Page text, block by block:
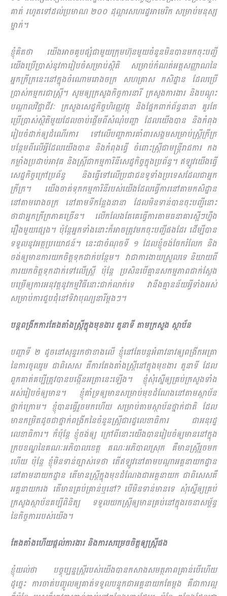
គាត់ រហូតទៅដល់ប្រមាណ ២០០ ដុល្លារសហរដ្ឋអាមេរិក សម្រាប់មនុស្ស
ម្នាក់។
ខ្ញុំគិតថា យើងអាចគួបផ្សំជាមួយក្រុមហ៊ុនមួយចំនួនមិនបានមកចុះបញ្ជី
យើងប្រើប្រាស់នូវការៀបចំសម្រាប់ស្ថិតិ សម្រាប់កំណត់អត្តសញ្ញាណនៃ
អ្នកក្រីក្រនេះនៅក្នុងចំណោមរោងចក្រ សហគ្រាស កសិដ្ឋាន ដែលប្រើ
ប្រាស់កម្មករជាស្រ្តី។ សូមឲ្យក្រសួងកិច្ចការនារី ក្រសួងការងារ និងបណ្ដុះ
បណ្ដាលវិជ្ជាជីវៈ ក្រសួងសេដ្ឋកិច្ចហិរញ្ញវត្ថុ និងផ្នែកពាក់ព័ន្ធនានា គួរតែ
ប្រើប្រាស់ស្ថិតិមួយដែលចាប់ផ្ដើមពីសំណុំបញ្ហា ដែលយើងបាន និងកំ​ពុង
រៀបចំដាក់ឲ្យដំណើរការ ទៅលើបញ្ហាការគាំពារសង្គមសម្រាប់ស្ត្រីក្រីក្រ
បន្ថែមពីលើអ្វីដែលយើងបាន និងកំពុងធ្វើ ចំពោះស្ត្រីជាមន្ត្រីរាជការ កង
កម្លាំងប្រដាប់អាវុធ និងស្ត្រីជាកម្មការិនីសេដ្ឋកិច្ចក្នុងប្រព័ន្ធ។ ឥឡូវយើងធ្វើ
សេដ្ឋកិច្ចក្រៅប្រព័ន្ធ និងធ្វើទៅលើប្រជាជនទូទាំងប្រទេសដែលជាអ្នក
ក្រីក្រ។ យើងចាត់ទុកកម្មការិនីរបស់យើងដែលធ្វើការនៅតាមកសិដ្ឋាន
នៅតាមរោងចក្រ នៅតាមទីកន្លែងនានា ដែលមិនទាន់បានចុះបញ្ជីនោះ
ថាជាអ្នកក្រីក្រភាគច្រើន។ លើកលែងតែគេធ្វើការតាមធនាគារស្អីៗហ្នឹង
រឿងមួយផ្សេង។ ប៉ុន្តែអ្នកទាំងនោះក៏អាចត្រូវមកចុះបញ្ជីផងដែរ ដើម្បីបាន
ទទួលនូវអត្ថប្រយោជន៍។ នេះជាចំណុចទី ១ ដែលខ្ញុំចង់ចែករំលែក និង
ចង់ឲ្យមានការយកចិត្តទុកដាក់បន្ថែម។ វាជាការងាយស្រួលទេ និយាយពី
ការយកចិត្តទុកដាក់ទៅលើស្រ្តី ប៉ុន្តែ ប្រ​សិនបើគ្មានសកម្មភាពជាក់ស្តែង
បម្រើឲ្យការអនុវត្តនូវកម្មវិធីនោះជាក់លាក់ទេ វានឹងគ្មានន័យអ្វីទាំងអស់
សម្រាប់ការជួបជុំនៅទិវាបុណ្យនារីម្តងៗ។
បន្តពង្រីកការតែងតាំងស្រ្តីក្នុងមុខងារ តួនាទី តាមក្រសួង ស្ថាប័ន
បញ្ហាទី ២ ដូចនៅសុន្ទរកថាខាងលើ ខ្ញុំនៅតែបន្តអំពាវនាវឲ្យពង្រីកអត្រា
នៃការចូលរួម ជាពិសេស គឺការតែង​តាំងស្រ្តីនៅក្នុងមុខងារ តួនាទី ដែល
ពួកគាត់គប្បីត្រូវបានបង្កើនអត្រានេះឡើង។ ខ្ញុំសុំស្នើឲ្យគ្រប់ក្រសួងទាំង
អស់រៀបចំឲ្យមាន។ ខ្ញុំគាំទ្រឲ្យមានសម្រាប់មុខដំណែងនៅតាមស្ថាប័ន
ថ្នាក់ក្រោម។ ខ្ញុំបានធ្វើរួចមកហើយ សម្រាប់តាមស្ថាប័នថ្នាក់ជាតិ​ ដែល
មានកម្រិតដូចជាថ្នាក់ពង្រីកនៃចំនួនស្រ្តីជារដ្ឋលេខាធិការ ជាអនុរដ្ឋ
លេខាធិការ។ ក៏ប៉ុន្តែ ខ្ញុំចង់ឲ្យ ក្រៅពីនោះយើងបានរៀបចំឲ្យមាននៅក្នុង
ក្របខណ្ឌនៃគណៈអភិបាលខេត្ត គណៈអភិ​បាលស្រុក គឺមានស្រ្តីរួចមក
ហើយ ប៉ុន្តែ ខ្ញុំមិនទាន់ច្បាស់ទេថា តើឥឡូវនៅតាមបណ្តាអគ្គនាយកដ្ឋាន
នៅតាម​នាយកដ្ឋាន តើមានស្រ្តីក្នុងមុខដំណែងជាអគ្គនាយក ជាពិសេសគឺ
អគ្គនាយករង តើមានគ្រប់គ្រាន់ឬនៅ? បើមិនទាន់មានទេ សុំស្នើឲ្យគ្រប់
ក្រសួងស្ថាប័នគប្បីពិនិត្យ ទទួលយកស្រ្តីឲ្យមានគ្រប់នៅក្នុងរចនាសម្ព័ន្ធ
នៃកិច្ចការរបស់យើង។
តែងតាំងហើយផ្តល់ការងារ និងការសម្រេចចិត្តឲ្យស្រ្តីផង
ខ្ញុំយល់ថា បច្ចុប្បន្នស្រ្តីរបស់យើងបានកសាងសមត្ថភាពគ្រាន់បើហើយ
ដូច្នេះ ការចាត់បញ្ចូលឲ្យគាត់ទទួលបន្ទុកជាអគ្គនាយកតែម្តង គឺជាការល្អ